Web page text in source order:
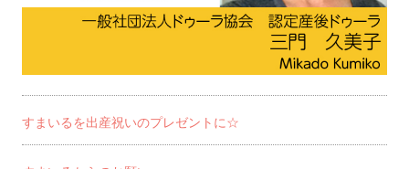
すまいるを出産祝いのプレゼントに☆